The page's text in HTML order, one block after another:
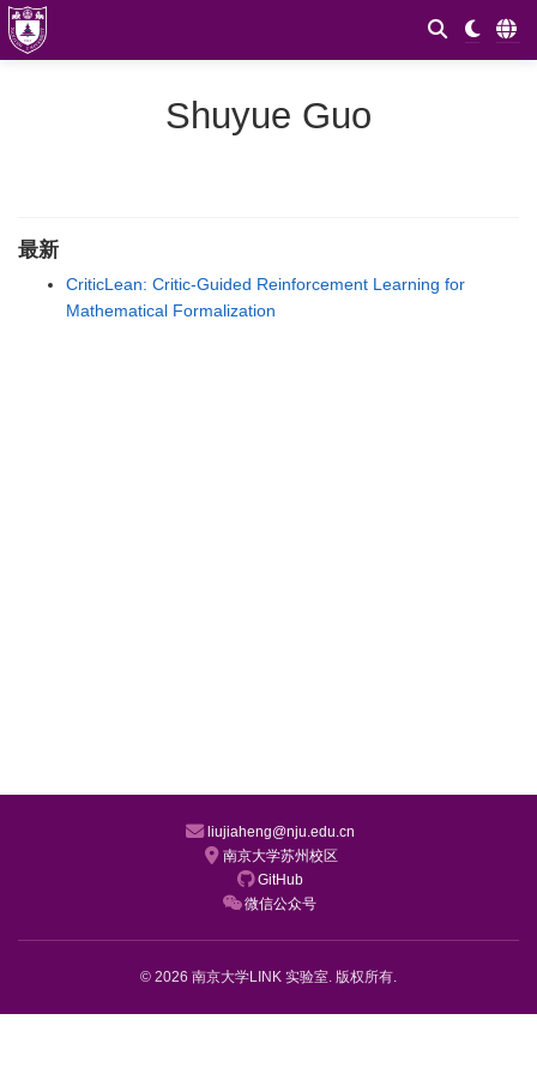
Shuyue Guo
最新
CriticLean: Critic-Guided Reinforcement Learning for
Mathematical Formalization
liujiaheng@nju.edu.cn
南京大学苏州校区
GitHub
微信公众号
© 2026 南京大学LINK 实验室. 版权所有.